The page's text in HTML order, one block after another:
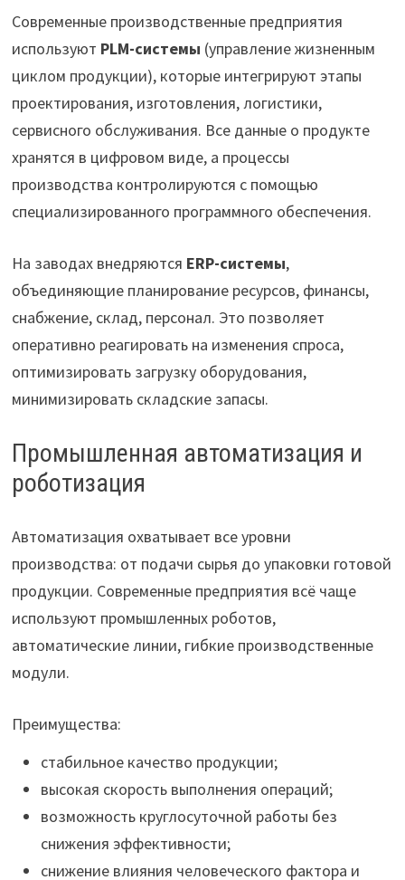
Современные производственные предприятия
используют PLM-системы (управление жизненным
циклом продукции), которые интегрируют этапы
проектирования, изготовления, логистики,
сервисного обслуживания. Все данные о продукте
хранятся в цифровом виде, а процессы
производства контролируются с помощью
специализированного программного обеспечения.
На заводах внедряются ERP-системы,
объединяющие планирование ресурсов, финансы,
снабжение, склад, персонал. Это позволяет
оперативно реагировать на изменения спроса,
оптимизировать загрузку оборудования,
минимизировать складские запасы.
Промышленная автоматизация и
роботизация
Автоматизация охватывает все уровни
производства: от подачи сырья до упаковки готовой
продукции. Современные предприятия всё чаще
используют промышленных роботов,
автоматические линии, гибкие производственные
модули.
Преимущества:
стабильное качество продукции;
высокая скорость выполнения операций;
возможность круглосуточной работы без
снижения эффективности;
снижение влияния человеческого фактора и